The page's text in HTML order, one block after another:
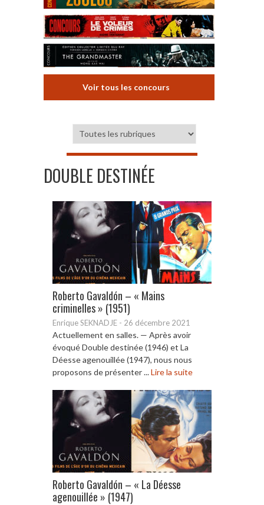
Voir tous les concours
DOUBLE DESTINÉE
Roberto Gavaldón – « Mains
criminelles » (1951)
Enrique SEKNADJE - 26 décembre 2021
Actuellement en salles. — Après avoir
évoqué Double destinée (1946) et La
Déesse agenouillée (1947), nous nous
proposons de présenter ...Lire la suite
Roberto Gavaldón – « La Déesse
agenouillée » (1947)